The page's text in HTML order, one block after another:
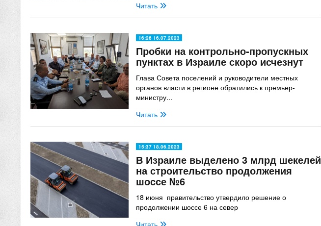
Читать
16:26 16.07.2023
Пробки на контрольно-пропускных
пунктах в Израиле скоро исчезнут
Глава Совета поселений и руководители местных
органов власти в регионе обратились к премьер-
министру...
Читать
15:37 18.06.2023
В Израиле выделено 3 млрд шекелей
на строительство продолжения
шоссе №6
18 июня правительство утвердило решение о
продолжении шоссе 6 на север